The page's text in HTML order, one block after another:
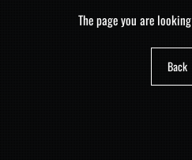
The page you are
Back